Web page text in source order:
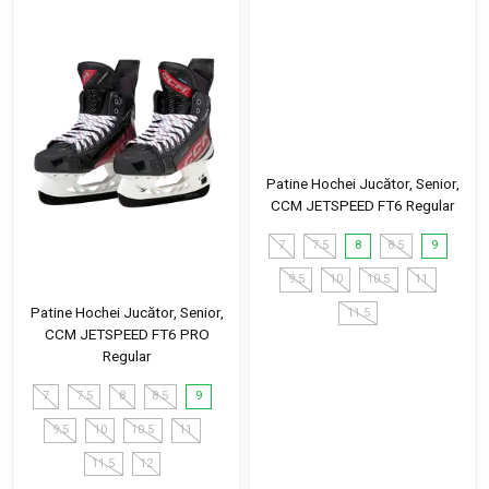
Patine Hochei Jucător, Senior,
CCM JETSPEED FT6 PRO
Regular
7 7.5 8 8.5 9
9.5 10 10.5 11
11.5 12
Patine Hochei Jucător, Senior,
CCM JETSPEED FT6 Regular
7 7.5 8 8.5 9
9.5 10 10.5 11
11.5